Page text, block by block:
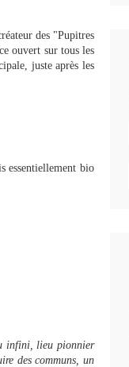
des "Pupitres
ouvert sur tous les
juste après les
essentiellement bio
infini, lieu pionnier
des communs, un